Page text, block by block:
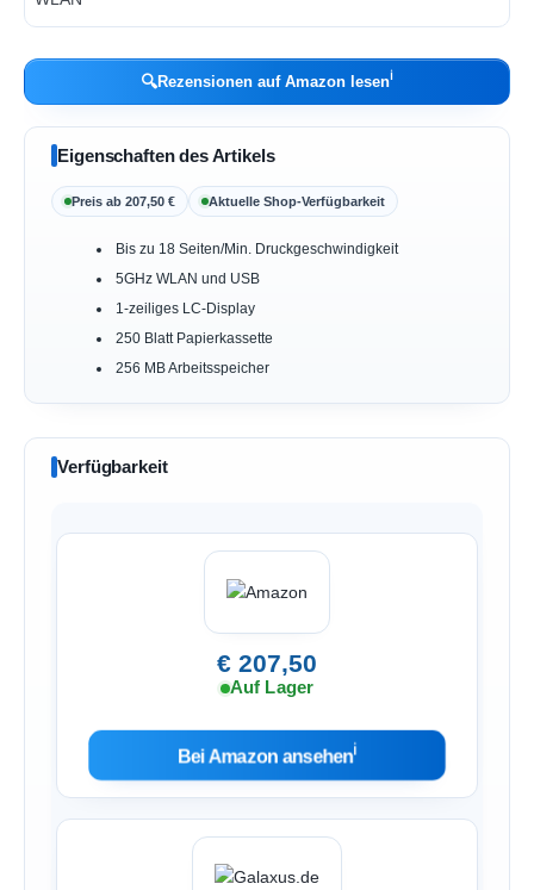
🔍Rezensionen auf Amazon lesenℹ︎
Eigenschaften des Artikels
Preis ab 207,50 € Aktuelle Shop-Verfügbarkeit
Bis zu 18 Seiten/Min. Druckgeschwindigkeit
5GHz WLAN und USB
1-zeiliges LC-Display
250 Blatt Papierkassette
256 MB Arbeitsspeicher
Verfügbarkeit
€ 207,50
Auf Lager
Bei Amazon ansehenℹ︎